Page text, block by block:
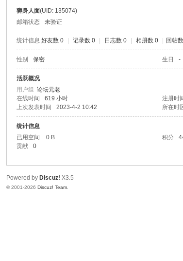
狮身人面(UID: 135074)
邮箱状态
未验证
统计信息 好友数 0 记录数 0 日志数 0 相册数 0 回帖
性别 保密 生日 -
活跃概况
用户组论坛元老
在线时间
619 小时 注册时
上次发表时间
2023-4-2 10:42 所在时
统计信息
已用空间
0 B 积分
贡献
0
Powered by Discuz! X3.5
© 2001-2026Discuz! Team